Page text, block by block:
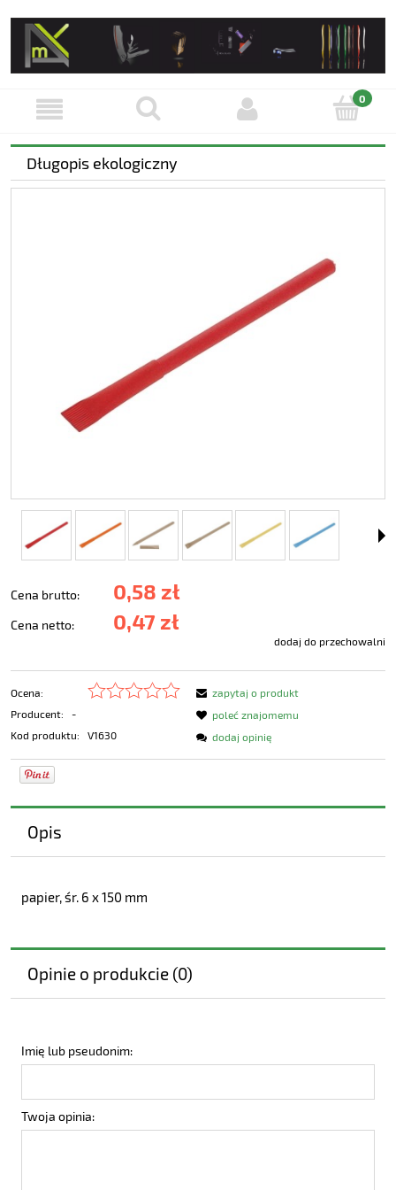
Długopis ekologiczny
Cena brutto: 0,58 zł
Cena netto: 0,47 zł
dodaj do przechowalni
Ocena:
Producent:
-
Kod produktu:
V1630
zapytaj o produkt
poleć znajomemu
dodaj opinię
Opis
papier, śr. 6 x 150 mm
Opinie o produkcie (0)
Imię lub pseudonim:
Twoja opinia: